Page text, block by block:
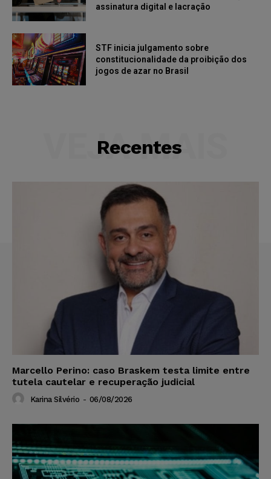
assinatura digital e lacração
STF inicia julgamento sobre
constitucionalidade da proibição dos
jogos de azar no Brasil
Recentes
VEJA MAIS
Marcello Perino: caso Braskem testa limite entre
tutela cautelar e recuperação judicial
Karina Silvério - 06/08/2026